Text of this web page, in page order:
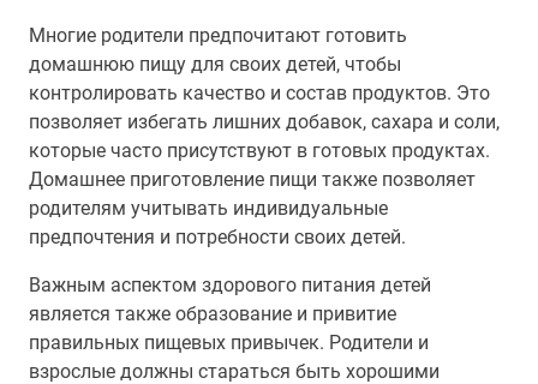
Многие родители предпочитают готовить
домашнюю пищу для своих детей, чтобы
контролировать качество и состав продуктов. Это
позволяет избегать лишних добавок, сахара и соли,
которые часто присутствуют в готовых продуктах.
Домашнее приготовление пищи также позволяет
родителям учитывать индивидуальные
предпочтения и потребности своих детей.
Важным аспектом здорового питания детей
является также образование и привитие
правильных пищевых привычек. Родители и
взрослые должны стараться быть хорошими